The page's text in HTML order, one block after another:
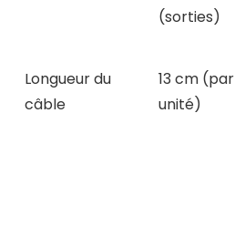
(sorties)
Longueur du
câble
13 cm (par
unité)